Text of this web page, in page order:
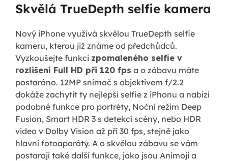
Skvělá TrueDepth selfie kamera
Nový iPhone využívá skvělou TrueDepth selfie
kameru, kterou již známe od předchůdců.
Vyzkoušejte funkci zpomaleného selfie v
rozlišení Full HD při 120 fps a o zábavu máte
postaráno. 12MP snímač s objektivem f/2.2
dokáže zachytit ty nejlepší selfie z iPhonu a nabízí
podobné funkce pro portréty, Noční režim Deep
Fusion, Smart HDR 3 s detekcí scény, nebo HDR
video v Dolby Vision až při 30 fps, stejně jako
hlavní fotoaparáty. A o skvělou zábavu se vám
postarají také další funkce, jako jsou Animoji a